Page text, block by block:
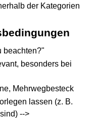
der Kategorien
beachten?"
besonders bei
Mehrwegbesteck
lassen (z. B.
-->